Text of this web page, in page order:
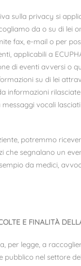
sulla privacy si
da o su di lei
fax, e-mail o per
applicabili a
di eventi avversi o
su di lei
informazioni rilasciate
vocali
potremmo
che segnalano un
da medici,
E FINALITÀ
per legge, a
pubblico nel settore